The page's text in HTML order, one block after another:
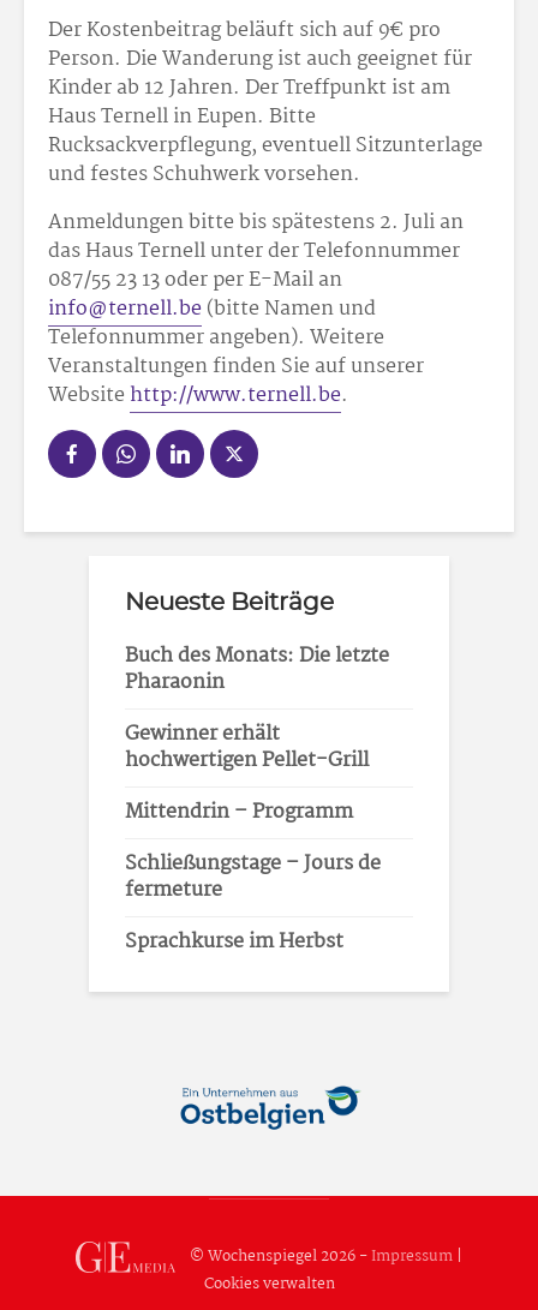
Der Kostenbeitrag beläuft sich auf 9€ pro
Person. Die Wanderung ist auch geeignet für
Kinder ab 12 Jahren. Der Treffpunkt ist am
Haus Ternell in Eupen. Bitte
Rucksackverpflegung, eventuell Sitzunterlage
und festes Schuhwerk vorsehen.
Anmeldungen bitte bis spätestens 2. Juli an
das Haus Ternell unter der Telefonnummer
087/55 23 13 oder per E-Mail an
info@ternell.be(bitte Namen und
Telefonnummer angeben). Weitere
Veranstaltungen finden Sie auf unserer
Website http://www.ternell.be.
Neueste Beiträge
Buch des Monats: Die letzte
Pharaonin
Gewinner erhält
hochwertigen Pellet-Grill
Mittendrin – Programm
Schließungstage – Jours de
fermeture
Sprachkurse im Herbst
© Wochenspiegel 2026 -Impressum|
Cookies verwalten